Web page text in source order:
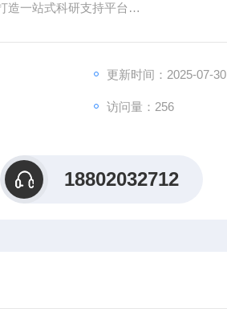
一站式科研支持平台
数据准确性？
之忧，助您专注核心研究！
更新时间：2025-07-30
访问量：256
18802032712